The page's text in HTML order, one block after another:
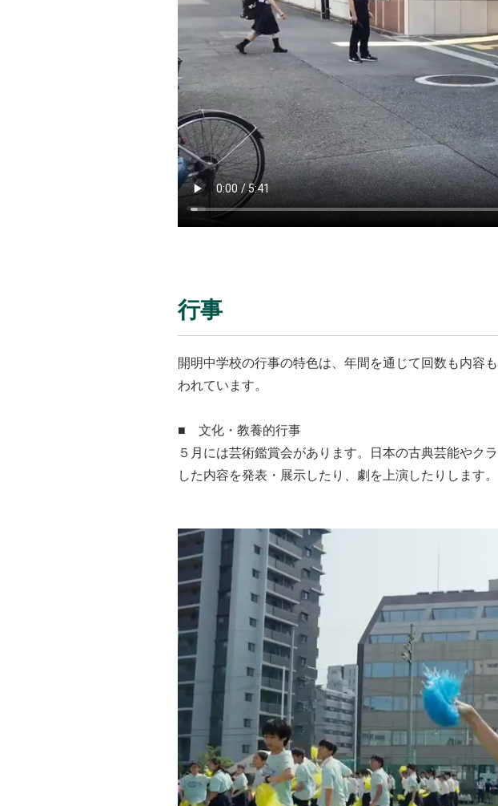
行事
開明中学校の行事の特色は、年間を通じて回数も内容
われています。
■ 文化・教養的行事
５月には芸術鑑賞会があります。日本の古典芸能やク
した内容を発表・展示したり、劇を上演したりします